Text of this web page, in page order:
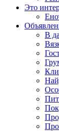
Это
В